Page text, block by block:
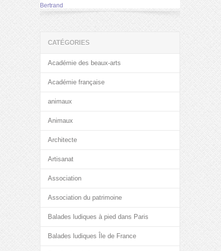
Bertrand
CATÉGORIES
Académie des beaux-arts
Académie française
animaux
Animaux
Architecte
Artisanat
Association
Association du patrimoine
Balades ludiques à pied dans Paris
Balades ludiques Île de France